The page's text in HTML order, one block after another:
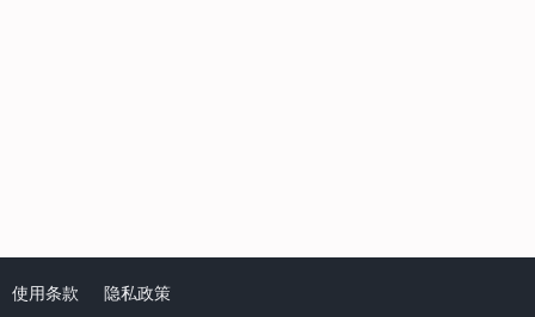
使用条款 隐私政策